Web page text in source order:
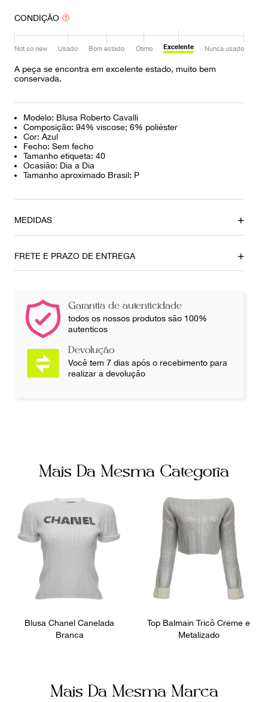
CONDIÇÃO
Not so new Usado Bom estado Ótimo Excelente Nunca usado
A peça se encontra em excelente estado, muito bem
conservada.
Modelo: Blusa Roberto Cavalli
Composição: 94% viscose; 6% poliéster
Cor: Azul
Fecho: Sem fecho
Tamanho etiqueta: 40
Ocasião: Dia a Dia
Tamanho aproximado Brasil: P
MEDIDAS
63,5 cm
FRETE E PRAZO DE ENTREGA
Garantia de autenticidade
todos os nossos produtos são 100%
autenticos
Devolução
Você tem 7 dias após o recebimento para
realizar a devolução
Mais Da Mesma Categoria
Blusa Chanel Canelada
Branca
Top Balmain Tricô Creme e
Metalizado
Mais Da Mesma Marca